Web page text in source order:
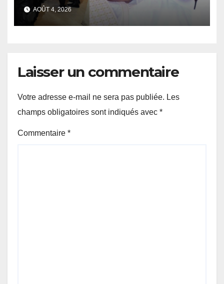
procureur financier prend le
relais
AOÛT 4, 2026
Laisser un commentaire
Votre adresse e-mail ne sera pas publiée. Les
champs obligatoires sont indiqués avec *
Commentaire *